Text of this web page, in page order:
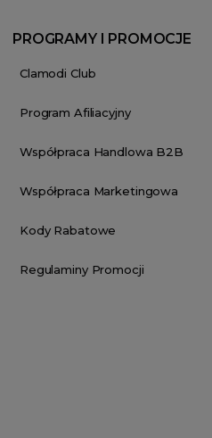
PROGRAMY I PROMOCJE
Clamodi Club
Program Afiliacyjny
Współpraca Handlowa B2B
Współpraca Marketingowa
Kody Rabatowe
Regulaminy Promocji